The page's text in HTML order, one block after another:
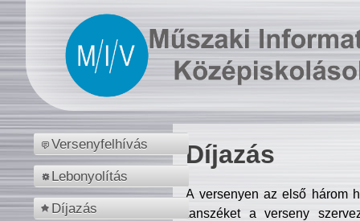
Versenyfelhívás
Lebonyolítás
Díjazás
Díjazás
A versenyen az első három
tanszéket a verseny